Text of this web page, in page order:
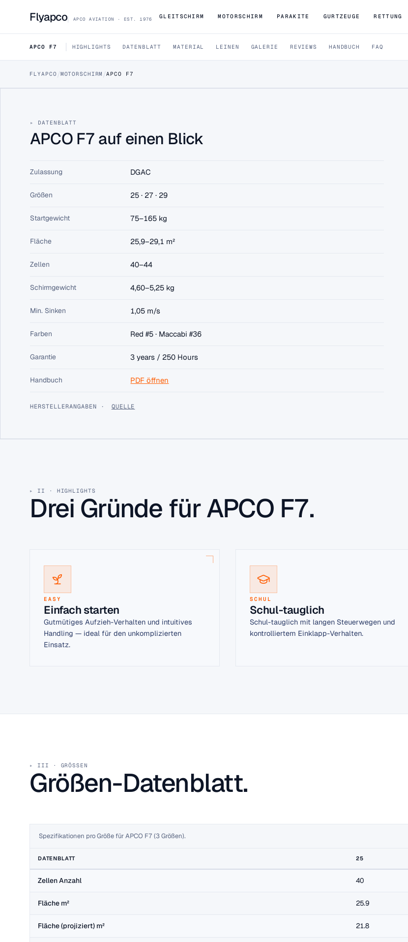
Flyapco APCO AVIATION · EST. 1976 GLEITSCHIRM MOTORSCHIRM PARAKITE GURTZEUGE RETTUNG
APCO F7 HIGHLIGHTS DATENBLATT MATERIAL LEINEN GALERIE REVIEWS HANDBUCH FAQ
DATA SHEET · APCO-F7
APCO F7
F7 ist APCOs einsteiger-freundlichster Motorschirm — innovatives Mohawk-Design für
DGAC 3 GRÖSSEN
FLYAPCO /MOTORSCHIRM /APCO F7
DATENBLATT
APCO F7 auf einen Blick
Zulassung DGAC
Größen 25 · 27 · 29
Startgewicht 75–165 kg
Fläche 25,9–29,1 m²
Zellen 40–44
Schirmgewicht 4,60–5,25 kg
Min. Sinken 1,05 m/s
Farben Red #5 · Maccabi #36
Garantie 3 years / 250 Hours
Handbuch PDF öffnen
HERSTELLERANGABEN · QUELLE
II · HIGHLIGHTS
Drei Gründe für APCO F7.
EASY
Einfach starten
Gutmütiges Aufzieh-Verhalten und intuitives
Handling — ideal für den unkomplizierten
Einsatz.
SCHUL
Schul-tauglich
Schul-tauglich mit langen Steuerwegen und
kontrolliertem Einklapp-Verhalten.
III · GRÖSSEN
Größen-Datenblatt.
Spezifikationen pro Größe für APCO F7 (3 Größen).
DATENBLATT 25
Zellen Anzahl 40
Fläche m² 25.9
Fläche (projiziert) m² 21.8